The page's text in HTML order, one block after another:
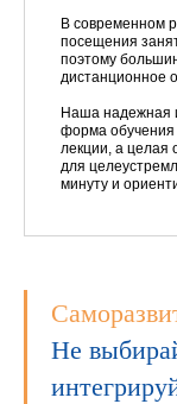
В современном
посещения
поэтому
дистанционное
Наша надежная
форма обучения
лекции, а целая
для
минуту и
Не